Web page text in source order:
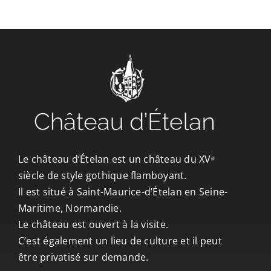
Le château d’Ételan est un château du XVᵉ
siècle de style gothique flamboyant.
Il est situé à Saint-Maurice-d’Ételan en Seine-
Maritime, Normandie.
Le château est ouvert à la visite.
C’est également un lieu de culture et il peut
être privatisé sur demande.